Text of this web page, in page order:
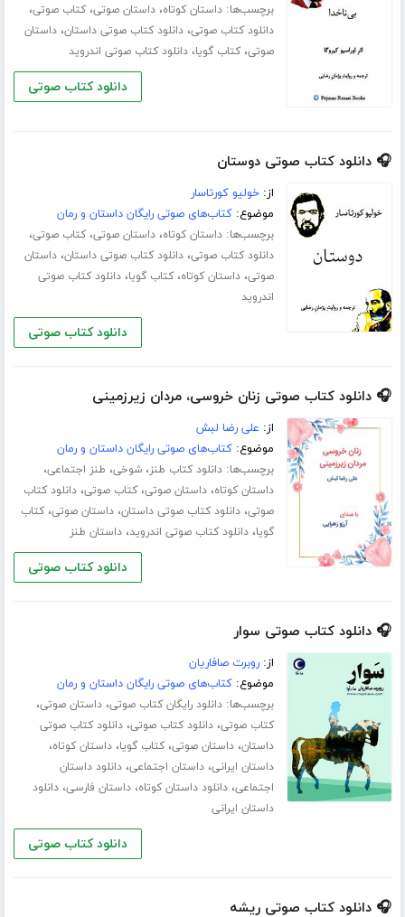
برچسب‌ها:داستان کوتاه،داستان صوتی،کتاب صوتی،
دانلود کتاب صوتی،دانلود کتاب صوتی داستان،داستان
صوتی،کتاب گویا،دانلود کتاب صوتی اندروید
دانلود کتاب صوتی
🎧 دانلود کتاب صوتی دوستان
از:خولیو کورتاسار
موضوع:کتاب‌های صوتی رایگان داستان و رمان
برچسب‌ها:داستان کوتاه،داستان صوتی،کتاب صوتی،
دانلود کتاب صوتی،دانلود کتاب صوتی داستان،داستان
صوتی،داستان کوتاه،کتاب گویا،دانلود کتاب صوتی
اندروید
دانلود کتاب صوتی
🎧 دانلود کتاب صوتی زنان خروسی، مردان زیرزمینی
از: علی رضا لبش
موضوع:کتاب‌های صوتی رایگان داستان و رمان
برچسب‌ها:دانلود کتاب طنز،شوخی، طنز اجتماعی،
داستان کوتاه،داستان صوتی،کتاب صوتی،دانلود کتاب
صوتی،دانلود کتاب صوتی داستان،داستان صوتی،کتاب
گویا،دانلود کتاب صوتی اندروید،داستان طنز
دانلود کتاب صوتی
🎧 دانلود کتاب صوتی سوار
از:روبرت صافاریان
موضوع:کتاب‌های صوتی رایگان داستان و رمان
برچسب‌ها:دانلود رایگان کتاب صوتی،داستان صوتی،
کتاب صوتی،دانلود کتاب صوتی،دانلود کتاب صوتی
داستان،داستان صوتی،کتاب گویا،داستان کوتاه،
داستان ایرانی،داستان اجتماعی،دانلود داستان
اجتماعی،دانلود داستان کوتاه،داستان فارسی،دانلود
داستان ایرانی
دانلود کتاب صوتی
🎧 دانلود کتاب صوتی ریشه